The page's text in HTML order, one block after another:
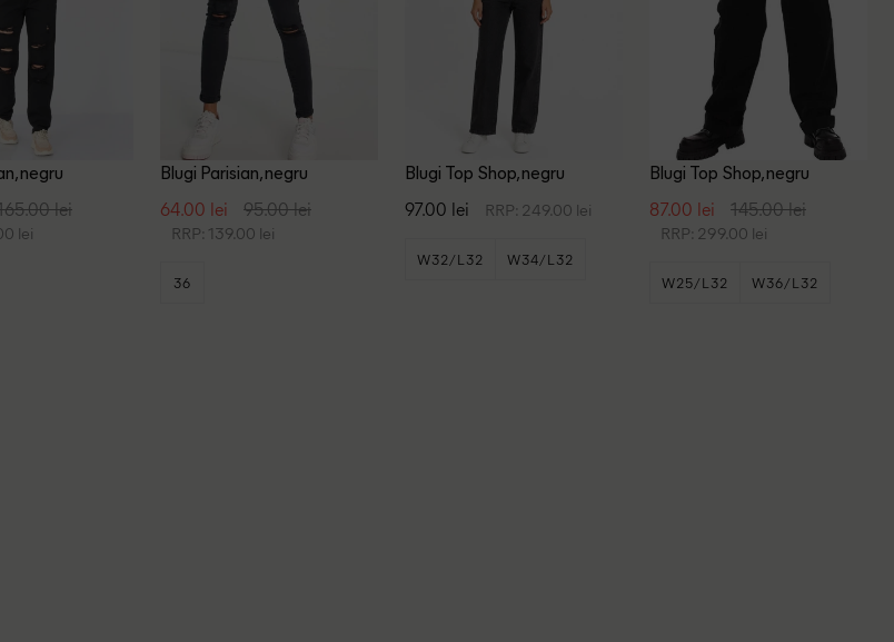
negru
lei
lei
Blugi Parisian, negru
64.00 lei 95.00 lei
RRP: 139.00 lei
36
Blugi Top Shop, negru
97.00 lei RRP: 249.00 lei
W32/L32 W34/L32
Blugi Top Shop, negru
87.00 lei 145.00 lei
RRP: 299.00 lei
W25/L32 W36/L32